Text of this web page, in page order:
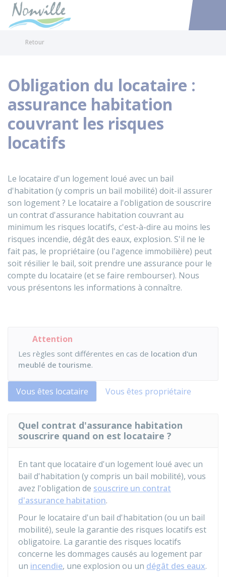
Accéder
Retour
Obligation du locataire :
assurance habitation
couvrant les risques
locatifs
Le locataire d'un logement loué avec un bail
d'habitation (y compris un bail mobilité) doit-il assurer
son logement ? Le locataire a l'obligation de souscrire
un contrat d'assurance habitation couvrant au
minimum les risques locatifs, c'est-à-dire au moins les
risques incendie, dégât des eaux, explosion. S'il ne le
fait pas, le propriétaire (ou l'agence immobilière) peut
soit résilier le bail, soit prendre une assurance pour le
compte du locataire (et se faire rembourser). Nous
vous présentons les informations à connaître.
Attention
Les règles sont différentes en cas de location d'un
meublé de tourisme.
Vous êtes locataire Vous êtes propriétaire
Quel contrat d'assurance habitation
souscrire quand on est locataire ?
En tant que locataire d'un logement loué avec un
bail d'habitation (y compris un bail mobilité), vous
avez l'obligation de souscrire un contrat
d'assurance habitation.
Pour le locataire d'un bail d'habitation (ou un bail
mobilité), seule la garantie des risques locatifs est
obligatoire. La garantie des risques locatifs
concerne les dommages causés au logement par
un incendie, une explosion ou un dégât des eaux.